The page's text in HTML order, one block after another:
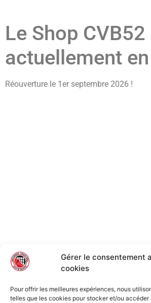
Gérer le consentement
cookies
Pour offrir les meilleures expériences, nous
telles que les cookies pour stocker et/ou accéder
Le Shop
actuellement
Réouverture le 1er septembre 2026 !